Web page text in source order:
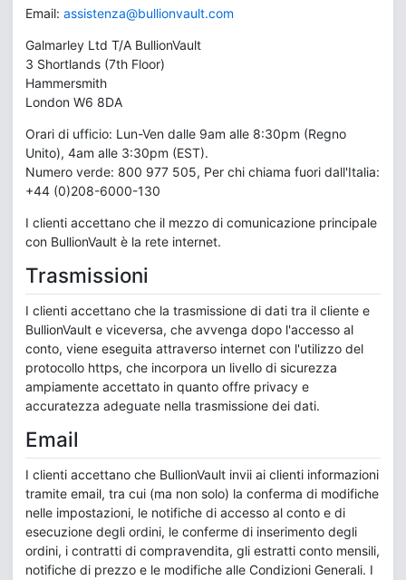
Email: assistenza@bullionvault.com
Galmarley Ltd T/A BullionVault
3 Shortlands (7th Floor)
Hammersmith
London W6 8DA
Orari di ufficio: Lun-Ven dalle 9am alle 8:30pm (Regno
Unito), 4am alle 3:30pm (EST).
Numero verde: 800 977 505, Per chi chiama fuori dall'Italia:
+44 (0)208-6000-130
I clienti accettano che il mezzo di comunicazione principale
con BullionVault è la rete internet.
Trasmissioni
I clienti accettano che la trasmissione di dati tra il cliente e
BullionVault e viceversa, che avvenga dopo l'accesso al
conto, viene eseguita attraverso internet con l'utilizzo del
protocollo https, che incorpora un livello di sicurezza
ampiamente accettato in quanto offre privacy e
accuratezza adeguate nella trasmissione dei dati.
Email
I clienti accettano che BullionVault invii ai clienti informazioni
tramite email, tra cui (ma non solo) la conferma di modifiche
nelle impostazioni, le notifiche di accesso al conto e di
esecuzione degli ordini, le conferme di inserimento degli
ordini, i contratti di compravendita, gli estratti conto mensili,
notifiche di prezzo e le modifiche alle Condizioni Generali. I